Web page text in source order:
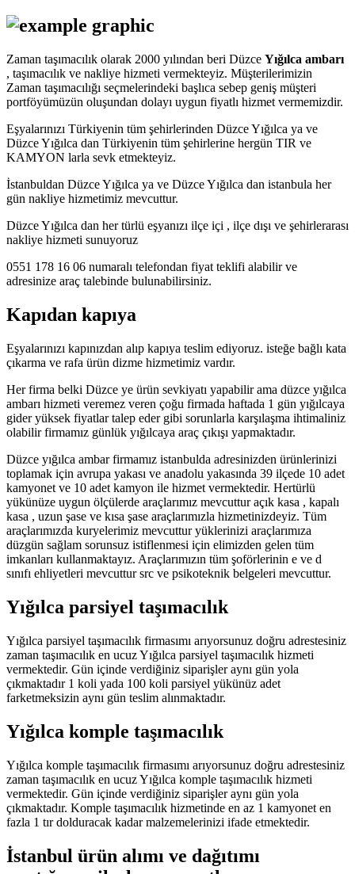
Zaman taşımacılık olarak 2000 yılından beri Düzce Yığılca ambarı
, taşımacılık ve nakliye hizmeti vermekteyiz. Müşterilerimizin
Zaman taşımacılığı seçmelerindeki başlıca sebep geniş müşteri
portföyümüzün oluşundan dolayı uygun fiyatlı hizmet vermemizdir.
Eşyalarınızı Türkiyenin tüm şehirlerinden Düzce Yığılca ya ve
Düzce Yığılca dan Türkiyenin tüm şehirlerine hergün TIR ve
KAMYON larla sevk etmekteyiz.
İstanbuldan Düzce Yığılca ya ve Düzce Yığılca dan istanbula her
gün nakliye hizmetimiz mevcuttur.
Düzce Yığılca dan her türlü eşyanızı ilçe içi , ilçe dışı ve şehirlerarası
nakliye hizmeti sunuyoruz
0551 178 16 06 numaralı telefondan fiyat teklifi alabilir ve
adresinize araç talebinde bulunabilirsiniz.
Kapıdan kapıya
Eşyalarınızı kapınızdan alıp kapıya teslim ediyoruz. isteğe bağlı kata
çıkarma ve rafa ürün dizme hizmetimiz vardır.
Her firma belki Düzce ye ürün sevkiyatı yapabilir ama düzce yığılca
ambarı hizmeti veremez veren çoğu firmada haftada 1 gün yığılcaya
gider yüksek fiyatlar talep eder gibi sorunlarla karşılaşma ihtimaliniz
olabilir firmamız günlük yığılcaya araç çıkışı yapmaktadır.
Düzce yığılca ambar firmamız istanbulda adresinizden ürünlerinizi
toplamak için avrupa yakası ve anadolu yakasında 39 ilçede 10 adet
kamyonet ve 10 adet kamyon ile hizmet vermektedir. Hertürlü
yükünüze uygun ölçülerde araçlarımız mevcuttur açık kasa , kapalı
kasa , uzun şase ve kısa şase araçlarımızla hizmetinizdeyiz. Tüm
araçlarımızda kuryelerimiz mevcuttur yüklerinizi araçlarımıza
düzgün sağlam sorunsuz istiflenmesi için elimizden gelen tüm
imkanları kullanmaktayız. Araçlarımızın tüm şoförlerinin e ve d
sınıfı ehliyetleri mevcuttur src ve psikoteknik belgeleri mevcuttur.
Yığılca parsiyel taşımacılık
Yığılca parsiyel taşımacılık firmasımı arıyorsunuz doğru adrestesiniz
zaman taşımacılık en ucuz Yığılca parsiyel taşımacılık hizmeti
vermektedir. Gün içinde verdiğiniz siparişler aynı gün yola
çıkmaktadır 1 koli yada 100 koli parsiyel yükünüz adet
farketmeksizin aynı gün teslim alınmaktadır.
Yığılca komple taşımacılık
Yığılca komple taşımacılık firmasımı arıyorsunuz doğru adrestesiniz
zaman taşımacılık en ucuz Yığılca komple taşımacılık hizmeti
vermektedir. Gün içinde verdiğiniz siparişler aynı gün yola
çıkmaktadır. Komple taşımacılık hizmetinde en az 1 kamyonet en
fazla 1 tır dolduracak kadar malzemelerinizi ifade etmektedir.
İstanbul ürün alımı ve dağıtımı